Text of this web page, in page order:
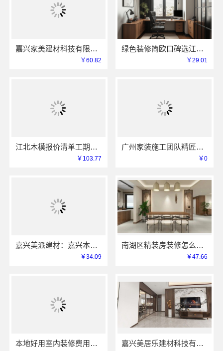
嘉兴家美建材科技有限公司嘉善改造施工预算
￥60.82
绿色装修简欧口碑选江西尚宅尚品新型环保材料有限公司
￥29.01
江北木模报价清单工期短，重庆御墅建筑材料有限公司
￥103.77
广州家装施工团队精匠饰家老房翻新
￥0
嘉兴美派建材：嘉兴本地家装装修定制服务性价比高
￥34.09
南湖区精装房装修怎么样嘉兴家美建材科技有限公司
￥47.66
本地好用室内装修费用预算江西圣匠新型环保材料有限公司 嘉兴美居乐建材科技有限公司-美居乐家装匠心施工